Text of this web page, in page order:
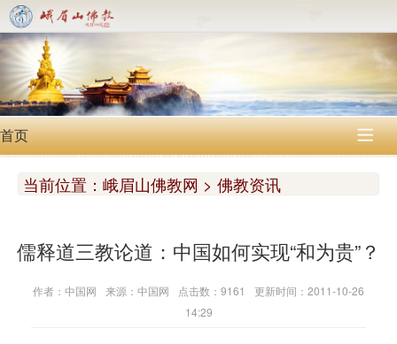
首页 
当前位置： 峨眉山佛教网 > 佛教资讯
儒释道三教论道：中国如何实现“和为贵”？
作者：中国网 来源：中国网 点击数：9161
更新时间：2011-10-26
14:29